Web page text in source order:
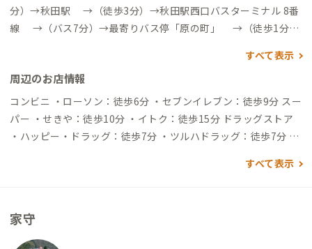
分）→秋田駅 →（徒歩3分）→秋田駅西口バスターミナル 8番
線 →（バス7分）→最寄りバス停「原の町」 →（徒歩1分）
https://www.akita
-chuoukotsu.co.jp/rimzin.php?action=page&term=0&tab=
1&busstop=5▼秋田駅から →（徒歩3分）→秋田駅西口バス
ターミナル 8番線 →（バス7分）→最寄りバス停「原の町」
→（徒歩1分）→到着 ※秋田駅西口バスターミナル発のバス時刻
s://www.akita-chuoukotsu.co.jp/busstop-search.html自動
すべて表示
周辺のお店情報
コンビニ ・ローソン：徒歩6分 ・セブンイレブン：徒歩9分 スー
パー ・せきや：徒歩10分 ・イトク：徒歩15分 ドラッグストア
・ハッピー・ドラッグ：徒歩7分 ・ツルハドラッグ：徒歩7分 飲
設のカフェ） ・Frank spice curry+：徒歩4分（お昼だけの大人
たくなる喫茶店） ・鮨ふじ貴：徒歩14分（裏巻きが特に美味し
い地域のお寿司屋さん）
すべて表示
家守